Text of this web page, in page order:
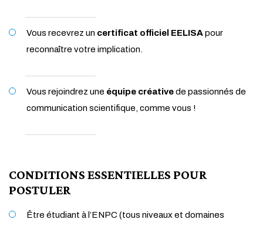
Vous recevrez un certificat officiel EELISApour
reconnaître votre implication.
Vous rejoindrez une équipe créativede passionnés de
communication scientifique, comme vous !
CONDITIONS ESSENTIELLES POUR
POSTULER
Être étudiant à l’ENPC (tous niveaux et domaines